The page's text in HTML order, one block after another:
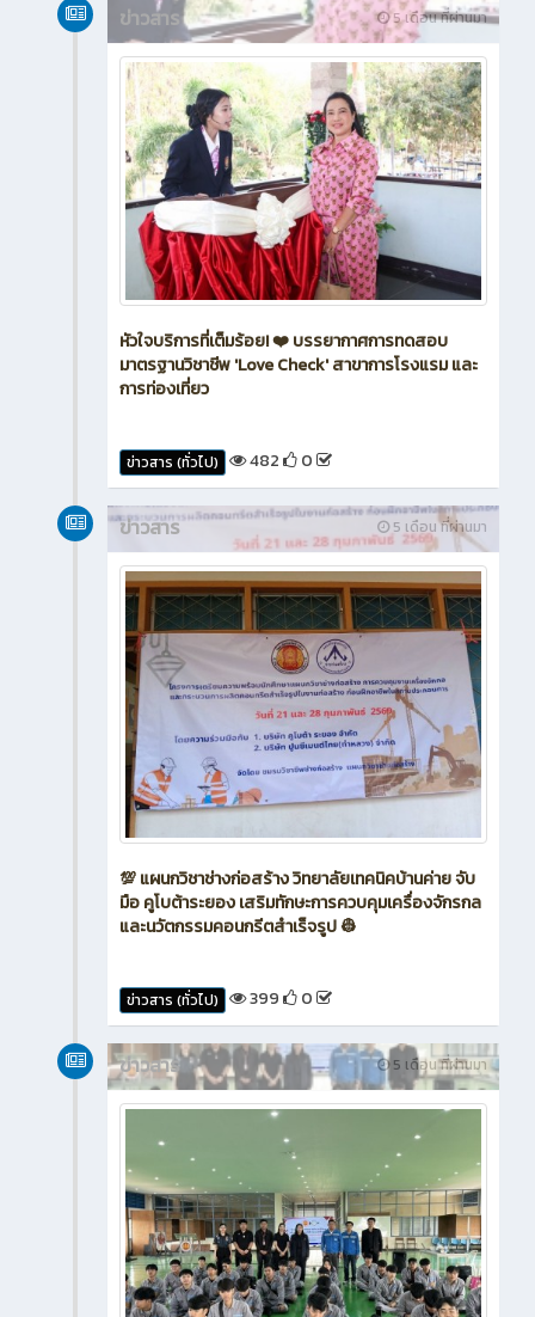
5 เดือน ที่ผ่านมา
ข่าวสาร
หัวใจบริการที่เต็มร้อย! ❤️ บรรยากาศการทดสอบ
มาตรฐานวิชาชีพ 'Love Check' สาขาการโรงแรม และ
การท่องเที่ยว
ข่าวสาร (ทั่วไป) 482 0
5 เดือน ที่ผ่านมา
ข่าวสาร
💯 แผนกวิชาช่างก่อสร้าง วิทยาลัยเทคนิคบ้านค่าย จับ
มือ คูโบต้าระยอง เสริมทักษะการควบคุมเครื่องจักรกล
และนวัตกรรมคอนกรีตสำเร็จรูป 👷
ข่าวสาร (ทั่วไป) 399 0
5 เดือน ที่ผ่านมา
ข่าวสาร